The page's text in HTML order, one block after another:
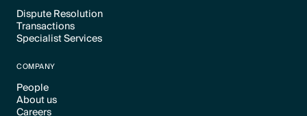
Dispute Resolution
Text Link
Transactions
Text Link
Specialist Services
COMPANY
People
Text Link
About us
Careers